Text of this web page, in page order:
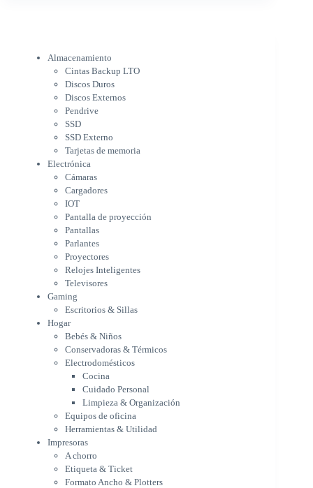
Cámaras
Cargadores
IOT
Pantalla de proyección
Pantallas
Proyectores
Relojes Inteligentes
Televisores
Gaming
Escritorios & Sillas
Hogar
Bebés & Niños
Conservadoras & Térmicos
Electrodomésticos
Cocina
Cuidado Personal
Limpieza & Organización
Equipos de oficina
Herramientas & Utilidad
Impresoras
A chorro
Etiqueta & Ticket
Formato Ancho & Plotters
Matriciales
Multifuncional a Tinta
Tinta Continua
Informática
Accesorios Varios
Almacenamiento
Cintas Backup LTO
Discos Duros
Discos Externos
Pendrive
SSD
SSD Externo
Tarjetas de memoria
Electrónica
Cámaras
Cargadores
IOT
Pantalla de proyección
Pantallas
Parlantes
Proyectores
Relojes Inteligentes
Televisores
Gaming
Escritorios & Sillas
Hogar
Bebés & Niños
Conservadoras & Térmicos
Electrodomésticos
Cocina
Cuidado Personal
Limpieza & Organización
Equipos de oficina
Herramientas & Utilidad
Impresoras
A chorro
Etiqueta & Ticket
Formato Ancho & Plotters